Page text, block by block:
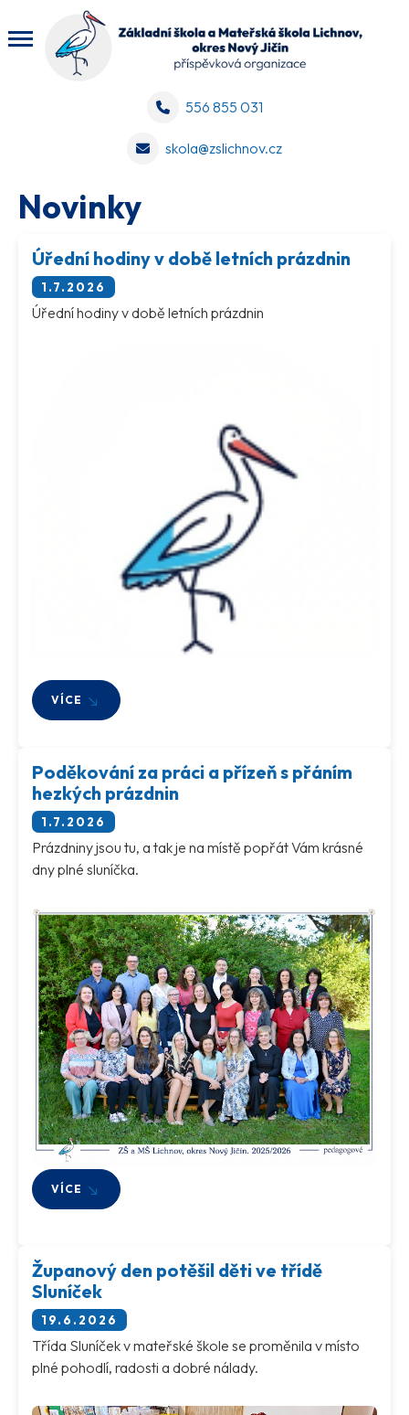
556 855 031
skola@zslichnov.cz
Novinky
Úřední hodiny v době letních prázdnin
1.7.2026
Úřední hodiny v době letních prázdnin
VÍCE
Poděkování za práci a přízeň s přáním
hezkých prázdnin
1.7.2026
Prázdniny jsou tu, a tak je na místě popřát Vám krásné
dny plné sluníčka.
VÍCE
Županový den potěšil děti ve třídě
Sluníček
19.6.2026
Třída Sluníček v mateřské škole se proměnila v místo
plné pohodlí, radosti a dobré nálady.